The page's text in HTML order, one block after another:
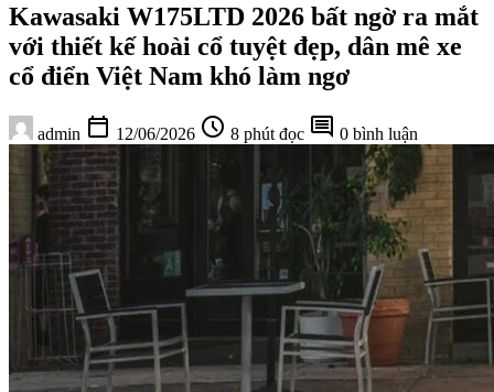
Kawasaki W175LTD 2026 bất ngờ ra mắt
với thiết kế hoài cổ tuyệt đẹp, dân mê xe
cổ điển Việt Nam khó làm ngơ
admin calendar_today 12/06/2026 schedule 8 phút đọc comment 0 bình luận